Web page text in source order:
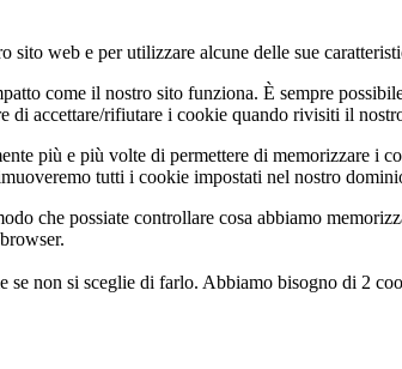
web e per utilizzare alcune delle sue
come il nostro sito funziona. È sempre
di accettare/rifiutare i cookie quando rivisiti il
più e più volte di permettere di memorizzare i
tutti i cookie impostati nel nostro
che possiate controllare cosa abbiamo
se non si sceglie di farlo. Abbiamo bisogno di 2